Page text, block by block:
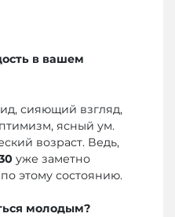
в вашем
сияющий взгляд,
ясный ум.
возраст. Ведь,
уже заметно
этому состоянию.
молодым?